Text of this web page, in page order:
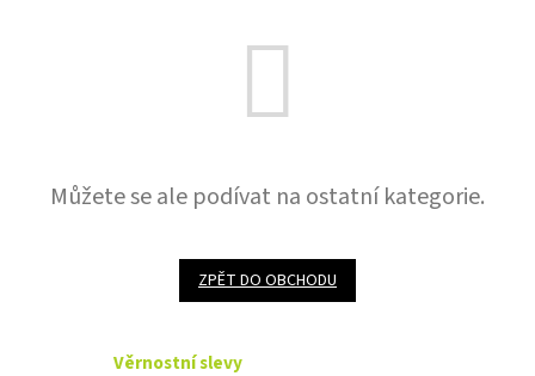
Můžete se ale podívat na ostatní kategorie.
ZPĚT DO OBCHODU
Věrnostní slevy